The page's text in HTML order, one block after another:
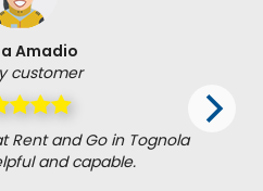
Amadio
customer
Rent and Go in Tognola
and capable.